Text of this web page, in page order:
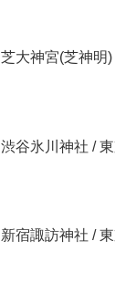
芝大神宮(芝神明
渋谷氷川神社 /
新宿諏訪神社 /